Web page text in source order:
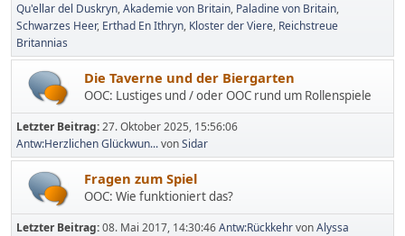
Qu'ellar del Duskryn Akademie von Britain Paladine von Britain
Schwarzes Heer Erthad En Ithryn Kloster der Viere Reichstreue
Britannias
Die Taverne und der Biergarten
OOC: Lustiges und / oder OOC rund um Rollenspiele
Letzter Beitrag:27. Oktober 2025, 15:56:06
Antw:Herzlichen Glückwun...vonSidar
Fragen zum Spiel
OOC: Wie funktioniert das?
Letzter Beitrag:08. Mai 2017, 14:30:46Antw:RückkehrvonAlyssa